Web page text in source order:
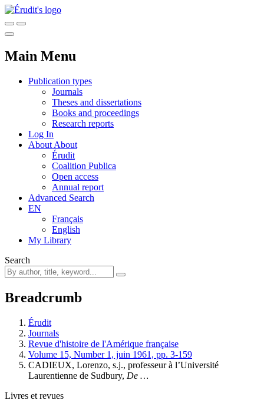
Main Menu
Publication types
Journals
Theses and dissertations
Books and proceedings
Research reports
Log In
About About
Érudit
Coalition Publica
Open access
Annual report
Advanced Search
EN
Français
English
My Library
Search
Breadcrumb
Érudit
Journals
Revue d'histoire de l'Amérique française
Volume 15, Number 1, juin 1961, pp. 3-159
CADIEUX, Lorenzo, s.j., professeur à l’Université
Laurentienne de Sudbury, De …
Livres et revues